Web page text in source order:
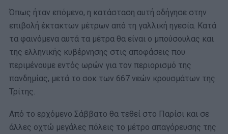
Όπως ήταν επόμενο, η κατάσταση αυτή οδήγησε στην
επιβολή έκτακτων μέτρων από τη γαλλική ηγεσία. Κατά
τα φαινόμενα αυτά τα μέτρα θα είναι ο μπούσουλας και
της ελληνικής κυβέρνησης στις αποφάσεις που
περιμένουμε εντός ωρών για τον περιορισμό της
πανδημίας, μετά το σοκ των 667 νεών κρουσμάτων της
Τρίτης.
Από το ερχόμενο Σάββατο θα τεθεί στο Παρίσι και σε
άλλες οχτώ μεγάλες πόλεις το μέτρο απαγόρευσης της